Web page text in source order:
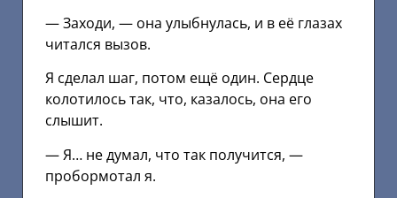
— Заходи, — она улыбнулась, и в её глазах
читался вызов.
Я сделал шаг, потом ещё один. Сердце
колотилось так, что, казалось, она его
слышит.
— Я… не думал, что так получится, —
пробормотал я.